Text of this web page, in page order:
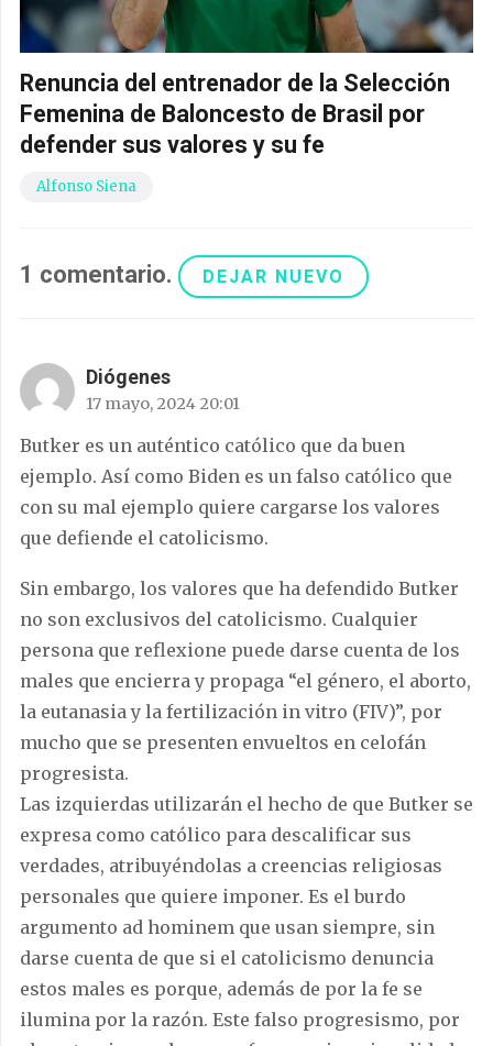
Renuncia del entrenador de la Selección
Femenina de Baloncesto de Brasil por
defender sus valores y su fe
Alfonso Siena
1 comentario. DEJAR NUEVO
Diógenes
17 mayo, 2024 20:01
Butker es un auténtico católico que da buen
ejemplo. Así como Biden es un falso católico que
con su mal ejemplo quiere cargarse los valores
que defiende el catolicismo.
Sin embargo, los valores que ha defendido Butker
no son exclusivos del catolicismo. Cualquier
persona que reflexione puede darse cuenta de los
males que encierra y propaga “el género, el aborto,
la eutanasia y la fertilización in vitro (FIV)”, por
mucho que se presenten envueltos en celofán
progresista.
Las izquierdas utilizarán el hecho de que Butker se
expresa como católico para descalificar sus
verdades, atribuyéndolas a creencias religiosas
personales que quiere imponer. Es el burdo
argumento ad hominem que usan siempre, sin
darse cuenta de que si el catolicismo denuncia
estos males es porque, además de por la fe se
ilumina por la razón. Este falso progresismo, por